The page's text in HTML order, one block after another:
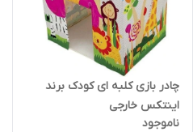
چادر بازی کلبه ای کودک برند
اینتکس خارجی
ناموجود